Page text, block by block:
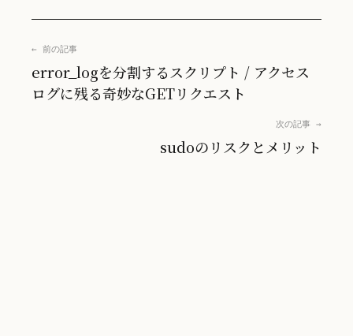
← 前の記事
error_logを分割するスクリプト / アクセス
ログに残る奇妙なGETリクエスト
次の記事 →
sudoのリスクとメリット